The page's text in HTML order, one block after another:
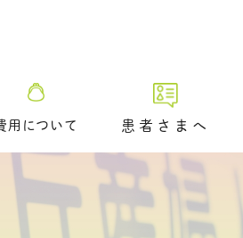
用について 患者さまへ
初診の方へ
プレ妊活／ブライダルチェッ